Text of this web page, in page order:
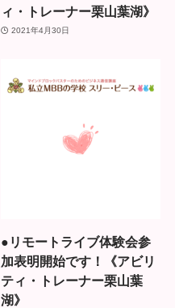
ィ・トレーナー栗山葉湖》
2021年4月30日
●リモートライブ体験会参
加表明開始です！《アビリ
ティ・トレーナー栗山葉
湖》